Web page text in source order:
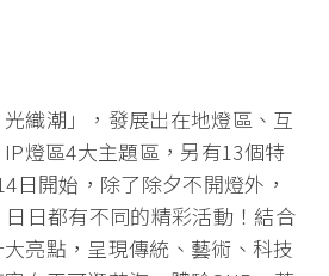
織潮」，發展出在地燈區、互
燈區4大主題區，另有13個特
日開始，除了除夕不開燈外，
日都有不同的精彩活動！結合
亮點，呈現傳統、藝術、科技